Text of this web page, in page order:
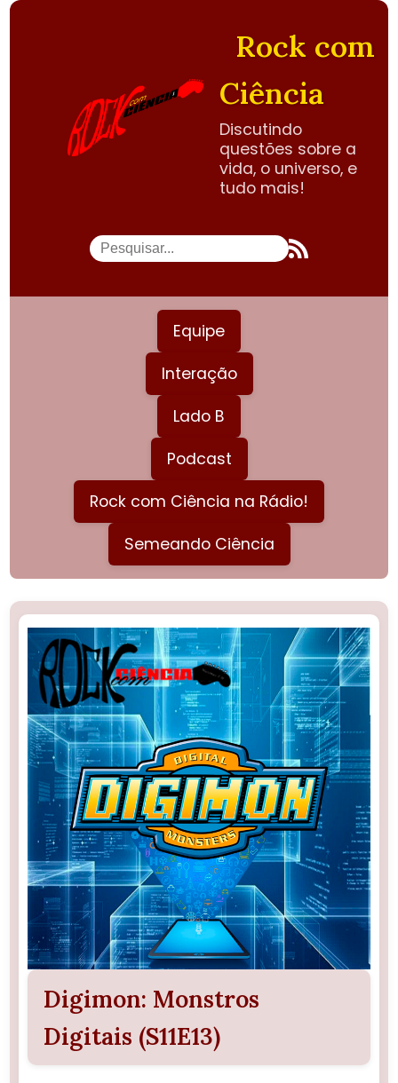
Rock com
Ciência
Discutindo
questões sobre a
vida, o universo, e
tudo mais!
Equipe
Interação
Lado B
Podcast
Rock com Ciência na Rádio!
Semeando Ciência
Digimon: Monstros
Digitais (S11E13)